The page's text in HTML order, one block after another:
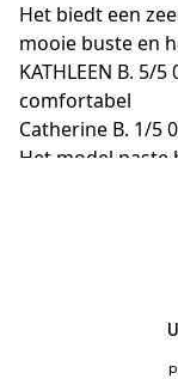
Het biedt een
mooie buste en
KATHLEEN B. 5/5
comfortabel
Catherine B. 1/5
Het model paste